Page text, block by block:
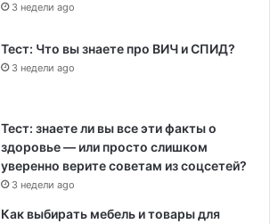
3 недели ago
Тест: Что вы знаете про ВИЧ и СПИД?
3 недели ago
Тест: знаете ли вы все эти факты о
здоровье — или просто слишком
уверенно верите советам из соцсетей?
3 недели ago
Как выбирать мебель и товары для